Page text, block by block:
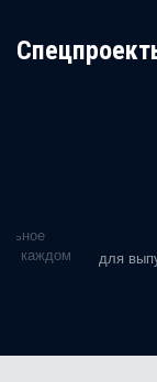
в каждом
для